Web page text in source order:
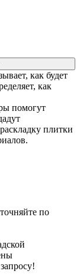
как будет
как
помогут
плитки
по